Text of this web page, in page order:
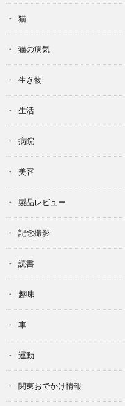
猫
猫の病気
生き物
生活
病院
美容
製品レビュー
記念撮影
読書
趣味
車
運動
関東おでかけ情報